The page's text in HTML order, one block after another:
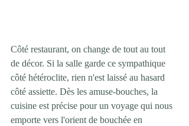
Côté restaurant, on change de tout au tout
de décor. Si la salle garde ce sympathique
côté hétéroclite, rien n'est laissé au hasard
côté assiette. Dès les amuse-bouches, la
cuisine est précise pour un voyage qui nous
emporte vers l'orient de bouchée en